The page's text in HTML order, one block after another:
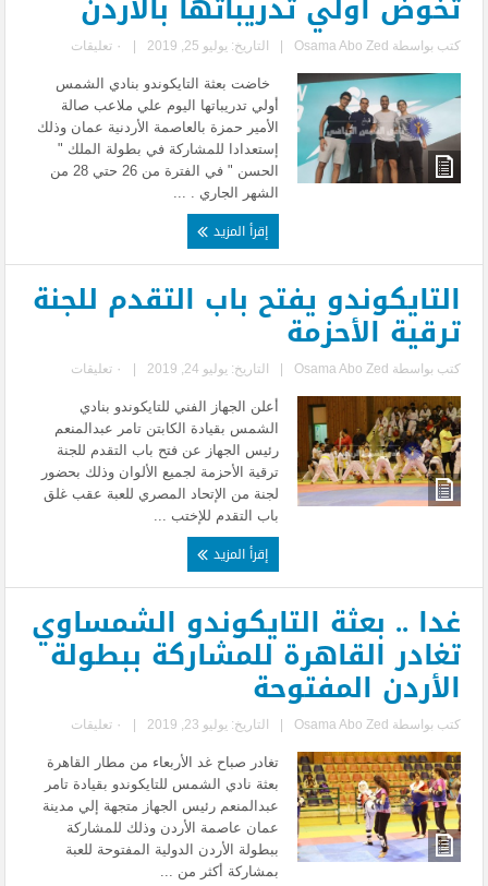
كتب بواسطة Osama Abo Zed التاريخ: يوليو 25, 2019 ٠ تعليقات
خاضت بعثة التايكوندو بنادي الشمس
أولي تدريباتها اليوم علي ملاعب صالة
الأمير حمزة بالعاصمة الأردنية عمان وذلك
إستعدادا للمشاركة في بطولة الملك "
الحسن " في الفترة من 26 حتي 28 من
الشهر الجاري . ...
إقرأ المزيد
التايكوندو يفتح باب التقدم للجنة
ترقية الأحزمة
كتب بواسطة Osama Abo Zed التاريخ: يوليو 24, 2019 ٠ تعليقات
أعلن الجهاز الفني للتايكوندو بنادي
الشمس بقيادة الكابتن تامر عبدالمنعم
رئيس الجهاز عن فتح باب التقدم للجنة
ترقية الأحزمة لجميع الألوان وذلك بحضور
لجنة من الإتحاد المصري للعبة عقب غلق
باب التقدم للإختب ...
إقرأ المزيد
غدا .. بعثة التايكوندو الشمساوي
تغادر القاهرة للمشاركة ببطولة
الأردن المفتوحة
كتب بواسطة Osama Abo Zed التاريخ: يوليو 23, 2019 ٠ تعليقات
تغادر صباح غد الأربعاء من مطار القاهرة
بعثة نادي الشمس للتايكوندو بقيادة تامر
عبدالمنعم رئيس الجهاز متجهة إلي مدينة
عمان عاصمة الأردن وذلك للمشاركة
ببطولة الأردن الدولية المفتوحة للعبة
بمشاركة أكثر من ...